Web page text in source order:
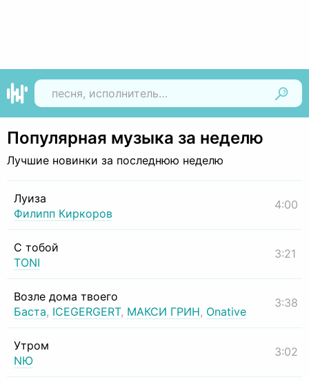
Популярная музыка за неделю
Лучшие новинки за последнюю неделю
Луиза
Филипп Киркоров
4:00
С тобой
TONI
3:21
Возле дома твоего
Баста, ICEGERGERT, МАКСИ ГРИН, Onative
3:38
Утром
NЮ
3:02